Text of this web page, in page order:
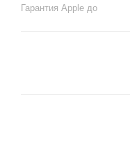
Гарантия Apple до